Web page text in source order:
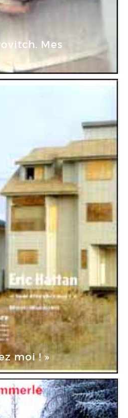
Mes
moi ! »